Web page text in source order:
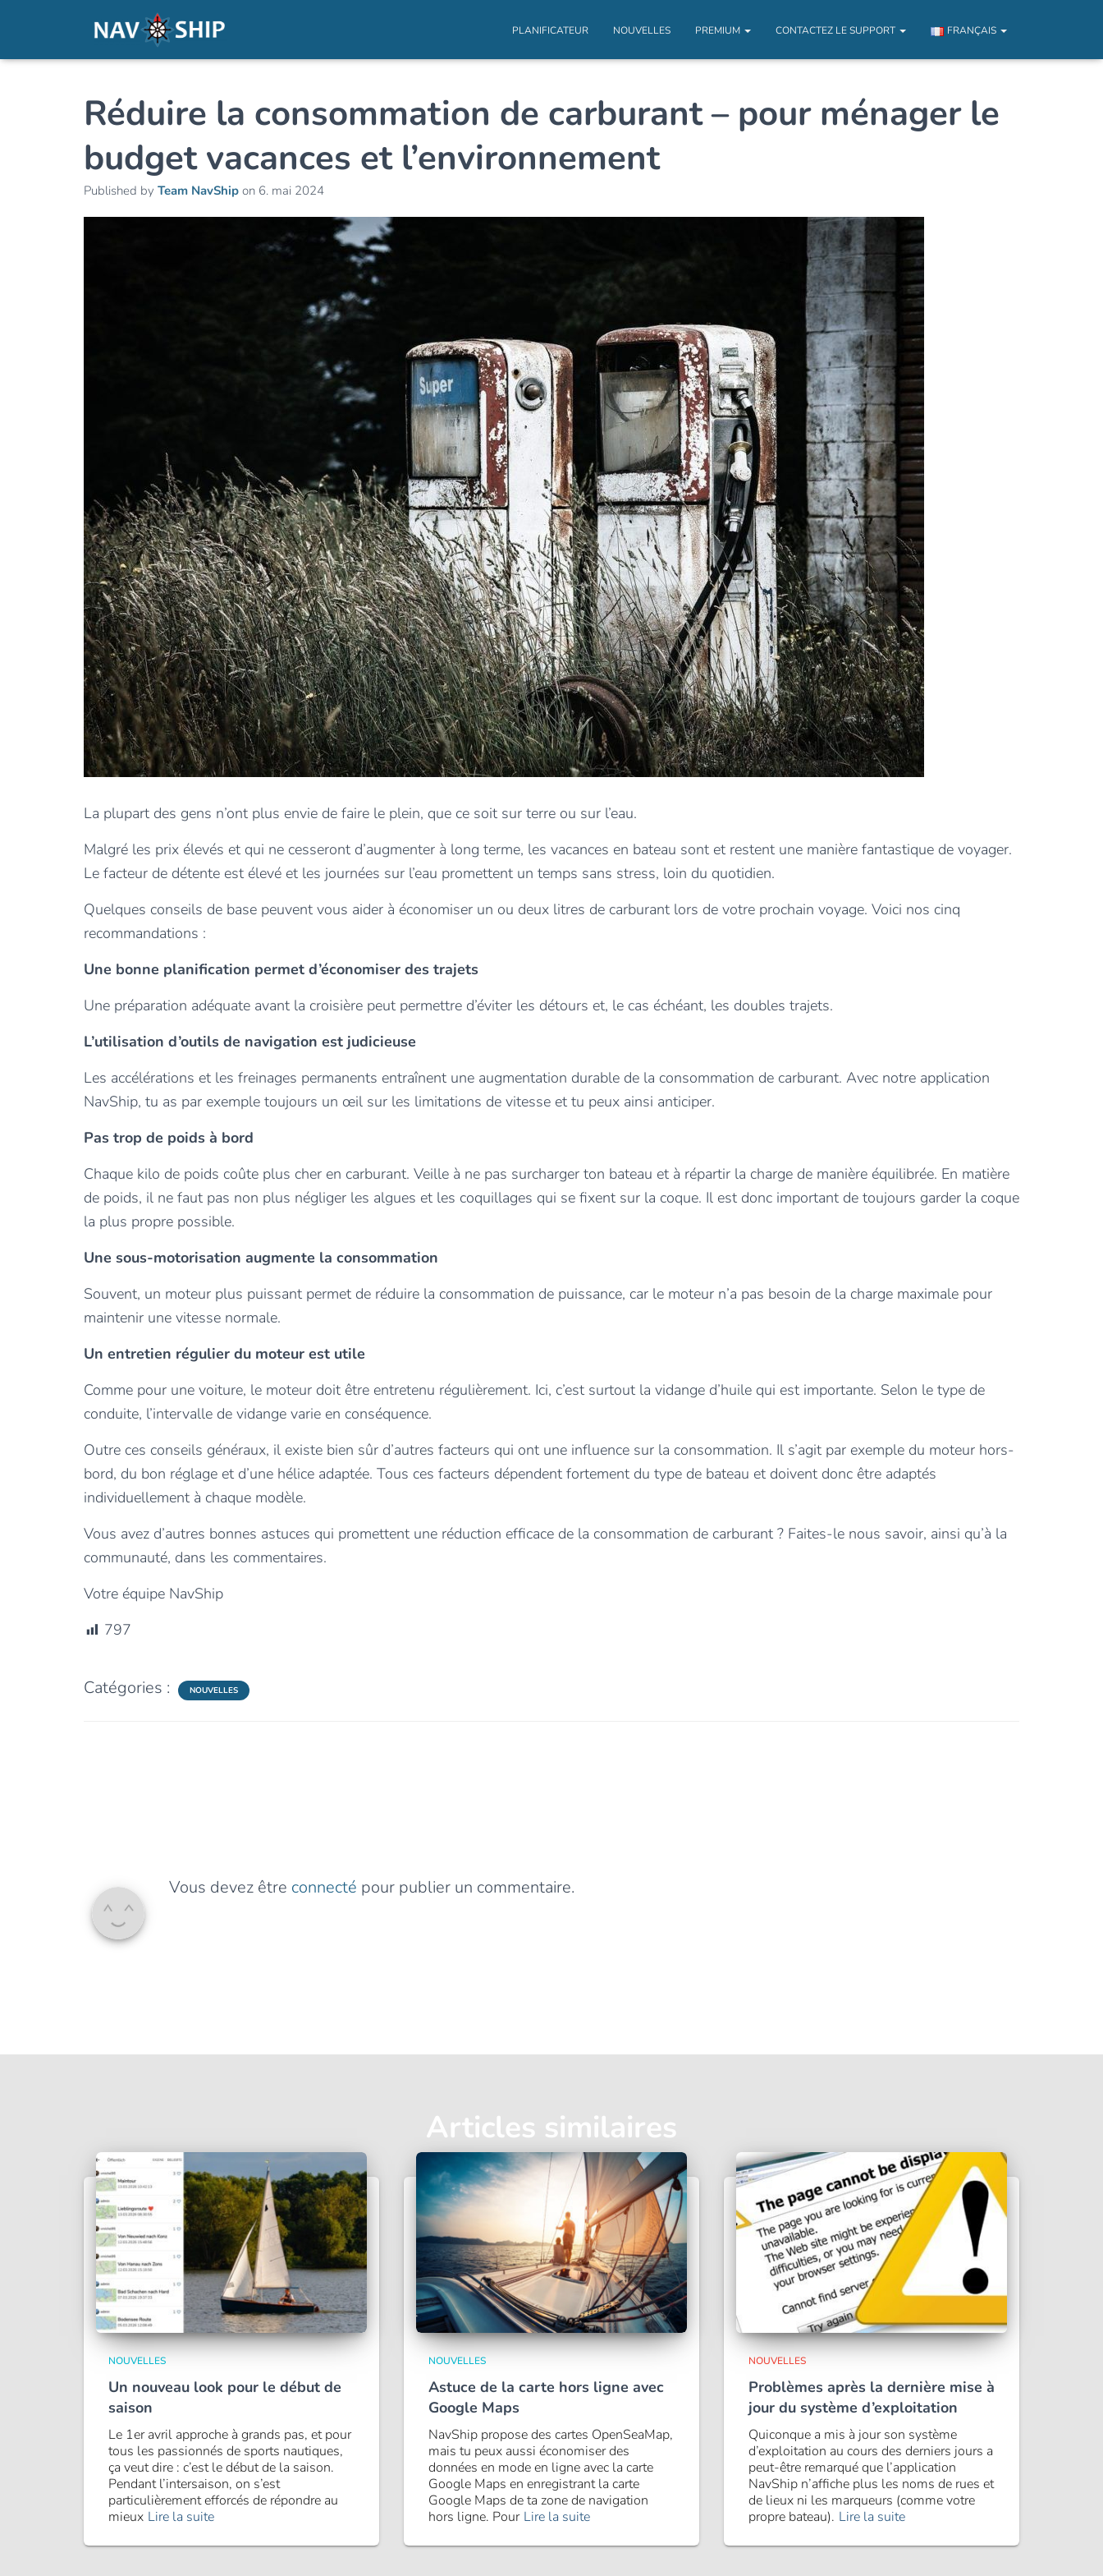
PLANIFICATEUR NOUVELLES PREMIUM CONTACTEZ LE SUPPORT FRANÇAIS
Réduire la consommation de carburant – pour ménager le
budget vacances et l’environnement
Published by Team NavShip on 6. mai 2024
La plupart des gens n’ont plus envie de faire le plein, que ce soit sur terre ou sur l’eau.
Malgré les prix élevés et qui ne cesseront d’augmenter à long terme, les vacances en bateau sont et restent une manière fantastique de voyager.
Le facteur de détente est élevé et les journées sur l’eau promettent un temps sans stress, loin du quotidien.
Quelques conseils de base peuvent vous aider à économiser un ou deux litres de carburant lors de votre prochain voyage. Voici nos cinq
recommandations :
Une bonne planification permet d’économiser des trajets
Une préparation adéquate avant la croisière peut permettre d’éviter les détours et, le cas échéant, les doubles trajets.
L’utilisation d’outils de navigation est judicieuse
Les accélérations et les freinages permanents entraînent une augmentation durable de la consommation de carburant. Avec notre application
NavShip, tu as par exemple toujours un œil sur les limitations de vitesse et tu peux ainsi anticiper.
Pas trop de poids à bord
Chaque kilo de poids coûte plus cher en carburant. Veille à ne pas surcharger ton bateau et à répartir la charge de manière équilibrée. En matière
de poids, il ne faut pas non plus négliger les algues et les coquillages qui se fixent sur la coque. Il est donc important de toujours garder la coque
la plus propre possible.
Une sous-motorisation augmente la consommation
Souvent, un moteur plus puissant permet de réduire la consommation de puissance, car le moteur n’a pas besoin de la charge maximale pour
maintenir une vitesse normale.
Un entretien régulier du moteur est utile
Comme pour une voiture, le moteur doit être entretenu régulièrement. Ici, c’est surtout la vidange d’huile qui est importante. Selon le type de
conduite, l’intervalle de vidange varie en conséquence.
Outre ces conseils généraux, il existe bien sûr d’autres facteurs qui ont une influence sur la consommation. Il s’agit par exemple du moteur hors-
bord, du bon réglage et d’une hélice adaptée. Tous ces facteurs dépendent fortement du type de bateau et doivent donc être adaptés
individuellement à chaque modèle.
Vous avez d’autres bonnes astuces qui promettent une réduction efficace de la consommation de carburant ? Faites-le nous savoir, ainsi qu’à la
communauté, dans les commentaires.
Votre équipe NavShip
797
Catégories : NOUVELLES
Vous devez être connecté pour publier un commentaire.
Articles similaires
NOUVELLES
Un nouveau look pour le début de
saison
Le 1er avril approche à grands pas, et pour
tous les passionnés de sports nautiques,
ça veut dire : c’est le début de la saison.
Pendant l’intersaison, on s’est
particulièrement efforcés de répondre au
mieux Lire la suite
NOUVELLES
Astuce de la carte hors ligne avec
Google Maps
NavShip propose des cartes OpenSeaMap,
mais tu peux aussi économiser des
données en mode en ligne avec la carte
Google Maps en enregistrant la carte
Google Maps de ta zone de navigation
hors ligne. Pour Lire la suite
NOUVELLES
Problèmes après la dernière mise à
jour du système d’exploitation
Quiconque a mis à jour son système
d’exploitation au cours des derniers jours a
peut-être remarqué que l’application
NavShip n’affiche plus les noms de rues et
de lieux ni les marqueurs (comme votre
propre bateau). Lire la suite